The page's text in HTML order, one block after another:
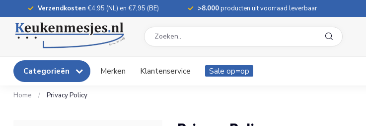
Verzendkosten €4,95 (NL) en €7,95 (BE) >8.000producten uit voorraad leverbaar
Categorieën Merken Klantenservice Sale op=op
Home / Privacy Policy